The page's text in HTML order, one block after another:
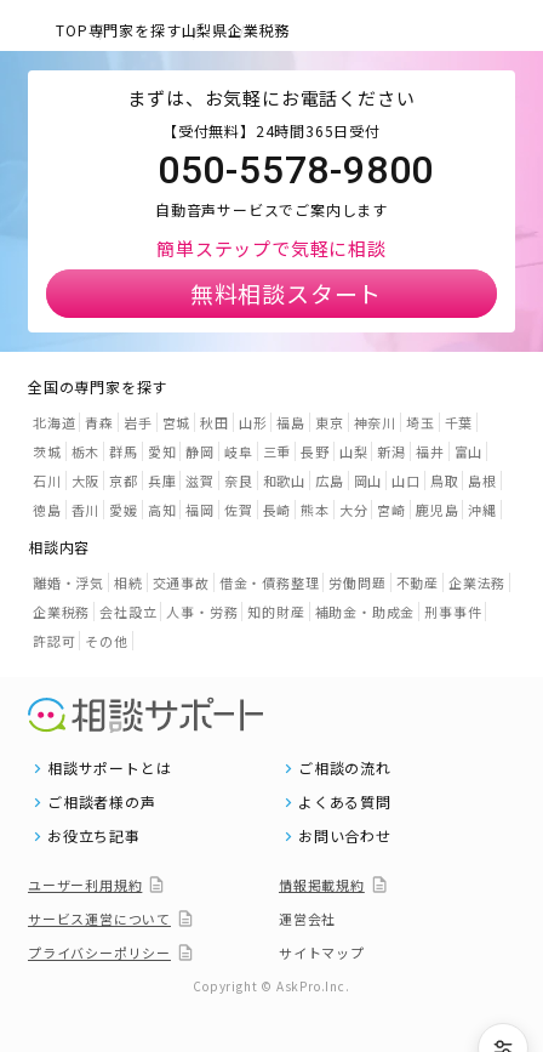
TOP専門家を探す山梨県企業税務
まずは、お気軽にお電話ください
【受付無料】24時間365日受付
050-5578-9800
自動音声サービスでご案内します
簡単ステップで気軽に相談
無料相談スタート
全国の専門家を探す
北海道 青森 岩手 宮城 秋田 山形 福島 東京 神奈川 埼玉
千葉
茨城 栃木 群馬 愛知 静岡 岐阜 三重 長野 山梨 新潟 福井
富山
石川
大阪 京都 兵庫 滋賀 奈良 和歌山 広島 岡山 山口 鳥取
島根
徳島 香川 愛媛 高知 福岡 佐賀 長崎 熊本 大分 宮崎 鹿児島 沖縄
相談内容
離婚・浮気 相続 交通事故 借金・債務整理 労働問題 不動産 企業法務
企業税務 会社設立 人事・労務 知的財産 補助金・助成金 刑事事件
許認可 その他
相談サポートとは
ご相談の流れ
ご相談者様の声
よくある質問
お役立ち記事
お問い合わせ
ユーザー利用規約
情報掲載規約
サービス運営について
運営会社
プライバシーポリシー
サイトマップ
Copyright © AskPro.Inc.